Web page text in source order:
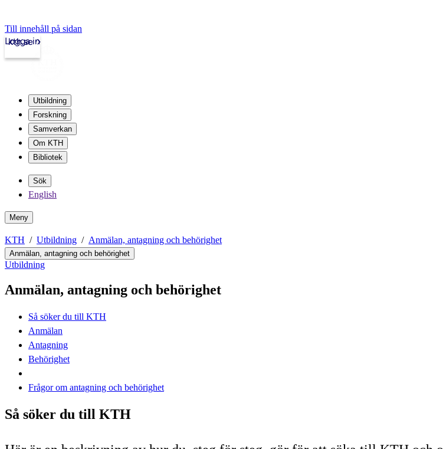
Till innehåll på sidan
kth.se
Logga in
Utbildning
Forskning
Samverkan
Om KTH
Bibliotek
Sök
English
Meny
KTH Utbildning Anmälan, antagning och behörighet
Anmälan, antagning och behörighet
Utbildning
Anmälan, antagning och behörighet
Så söker du till KTH
Anmälan
Antagning
Behörighet
Frågor om antagning och behörighet
Så söker du till KTH